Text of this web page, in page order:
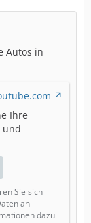
Autos in
Ihre
und
Sie sich
an
dazu